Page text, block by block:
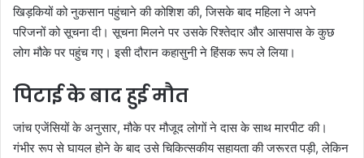
खिड़कियों को नुकसान पहुंचाने की कोशिश की, जिसके बाद महिला ने अपने
परिजनों को सूचना दी। सूचना मिलने पर उसके रिश्तेदार और आसपास के कुछ
लोग मौके पर पहुंच गए। इसी दौरान कहासुनी ने हिंसक रूप ले लिया।
पिटाई के बाद हुई मौत
जांच एजेंसियों के अनुसार, मौके पर मौजूद लोगों ने दास के साथ मारपीट की।
गंभीर रूप से घायल होने के बाद उसे चिकित्सकीय सहायता की जरूरत पड़ी, लेकिन